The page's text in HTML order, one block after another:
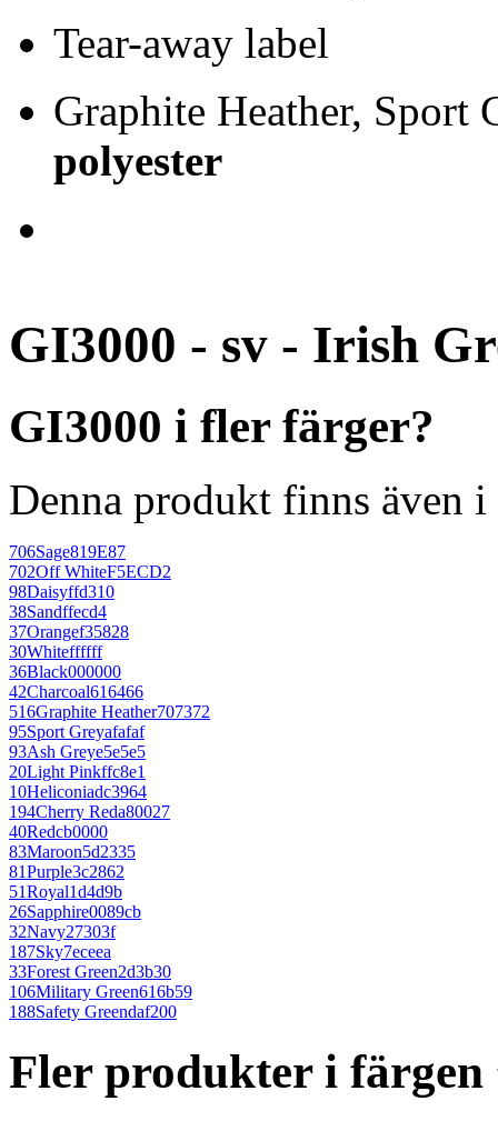
Tear-away label
Graphite Heather, Sport
polyester
GI3000 - sv - Irish
GI3000 i fler färger?
Denna produkt finns även
706Sage819E87
702Off WhiteF5ECD2
98Daisyffd310
38Sandffecd4
37Orangef35828
30Whiteffffff
36Black000000
42Charcoal616466
516Graphite Heather707372
95Sport Greyafafaf
93Ash Greye5e5e5
20Light Pinkffc8e1
10Heliconiadc3964
194Cherry Reda80027
40Redcb0000
83Maroon5d2335
81Purple3c2862
51Royal1d4d9b
26Sapphire0089cb
32Navy27303f
187Sky7eceea
33Forest Green2d3b30
106Military Green616b59
188Safety Greendaf200
Fler produkter i färgen